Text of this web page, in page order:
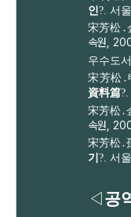
인 ?. 서
宋芳松․
속원,
우수도
宋芳松․
資料篇
宋芳松․
속원,
宋芳松․
기 ?. 서
◁ 공